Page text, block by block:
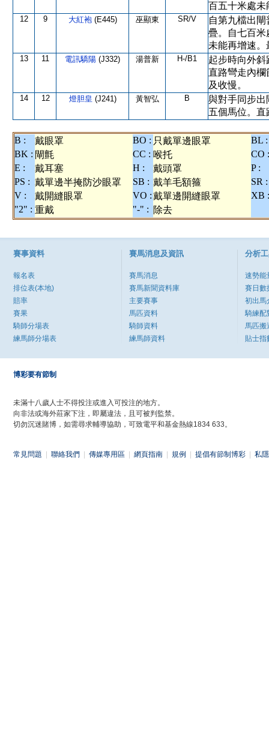
百五十米處未
12 9 大紅袍 (E445) 巫顯東 SR/V
自第九檔出
疊。自七百米
未能再增速
13 11 電訊驕陽 (J332) 湯普新 H-/B1
起步時向外
直路彎走內欄
及收慢。
14 12 燈胆皇 (J241) 黃智弘 B
與對手同步出
五個馬位。
B : 戴眼罩 BO : 只戴單邊眼罩
BL :
BK : 閘氈 CC : 喉托
CO :
E :
戴耳塞 H : 戴頭罩
P :
PS : 戴單邊半掩防沙眼罩 SB : 戴羊毛額箍
SR :
V :
戴開縫眼罩 VO :戴單邊開縫眼罩
XB :
"2" : 重戴 "-" : 除去
賽事資料
報名表
排位表(本地)
賠率
賽果
騎師分場表
練馬師分場表
賽馬消息及資訊
賽馬消息
賽馬新聞資料庫
主要賽事
馬匹資料
騎師資料
練馬師資料
分析
速勢能
賽日數
初出馬
騎練配
馬匹搬
貼士指
博彩要有節制
未滿十八歲人士不得投注或進入可投注的地方。
向非法或海外莊家下注，即屬違法，且可被判監禁。
切勿沉迷賭博，如需尋求輔導協助，可致電平和基金熱線1834 633。
常見問題 聯絡我們 傳媒專用區 網頁指南 規例 提倡有節制博彩 私